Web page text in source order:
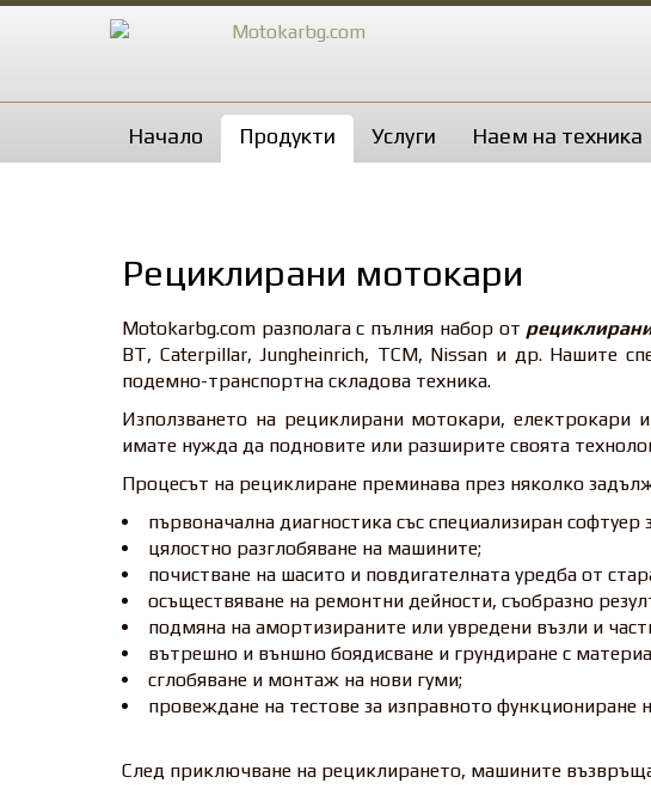
Начало Продукти Услуги Наем на техника
Рециклирани мотокари
Motokarbg.com разполага с пълния набор от
BT, Caterpillar, Jungheinrich, TCM, Nissan и др. Нашите
подемно-транспортна складова техника.
Използването на рециклирани мотокари, електрокари
имате нужда да подновите или разширите своята
Процесът на рециклиране преминава през няколко
първоначална диагностика със специализиран софтуер
цялостно разглобяване на машините;
почистване на шасито и повдигателната уредба от
осъществяване на ремонтни дейности, съобразно
подмяна на амортизираните или увредени възли и
вътрешно и външно боядисване и грундиране с
сглобяване и монтаж на нови гуми;
провеждане на тестове за изправното функциониране
След приключване на рециклирането, машините